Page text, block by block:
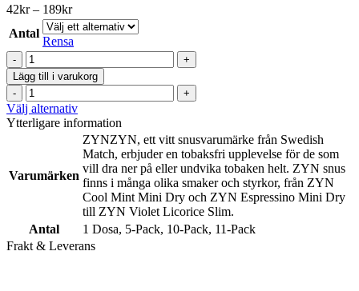
De
olika
väljas
på
produktsidan
42kr – 189krPrisintervall:
42kr
till
189kr
Antal
Rensa
ZYN
Slim
Cool
Mint
ice
#6
Lägg till i varukorg
ZYN
Slim
Cool
Mint
mängd
Välj alternativDen
här
produkten
har
flera
varianter.
De
olika
alternativen
kan
väljas
Ytterligare information
Varumärken
ZYNZYN, ett vitt snusvarumärke från Swedish
Match, erbjuder en tobaksfri upplevelse för de som
vill dra ner på eller undvika tobaken helt. ZYN snus
finns i många olika smaker och styrkor, från ZYN
Cool Mint Mini Dry och ZYN Espressino Mini Dry
till ZYN Violet Licorice Slim.
Antal
1 Dosa, 5-Pack, 10-Pack, 11-Pack
Frakt & Leverans